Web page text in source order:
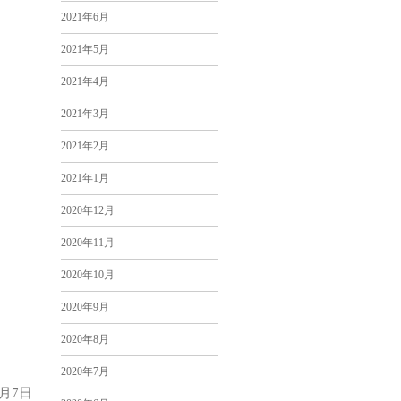
7日
2021年6月
2021年5月
2021年4月
2021年3月
2021年2月
2021年1月
2020年12月
2020年11月
2020年10月
2020年9月
2020年8月
2020年7月